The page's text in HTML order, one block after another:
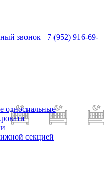
звонок +7 (952) 916-69-
односпальные
секцией